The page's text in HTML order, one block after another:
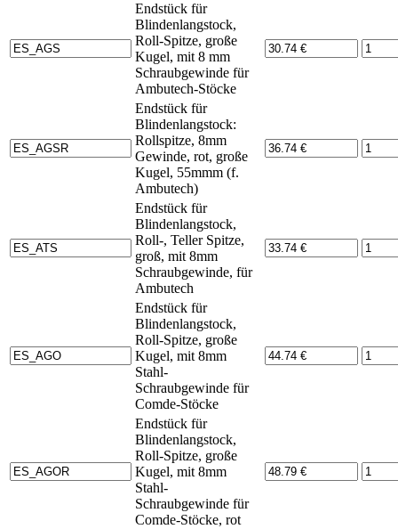
Endstück für
Blindenlangstock,
Roll-Spitze, große
Kugel, mit 8 mm
Schraubgewinde für
Ambutech-Stöcke
Endstück für
Blindenlangstock:
Rollspitze, 8mm
Gewinde, rot, große
Kugel, 55mmm (f.
Ambutech)
Endstück für
Blindenlangstock,
Roll-, Teller Spitze,
groß, mit 8mm
Schraubgewinde, für
Ambutech
Endstück für
Blindenlangstock,
Roll-Spitze, große
Kugel, mit 8mm
Stahl-
Schraubgewinde für
Comde-Stöcke
Endstück für
Blindenlangstock,
Roll-Spitze, große
Kugel, mit 8mm
Stahl-
Schraubgewinde für
Comde-Stöcke, rot